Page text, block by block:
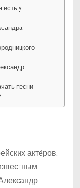
есть у
песни
актёров.